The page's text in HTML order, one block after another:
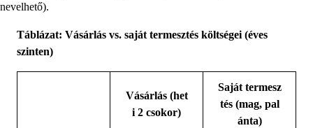
nevelhető).
Táblázat: Vásárlás vs. saját termesztés költségei (éves
szinten)
Vásárlás (het
i 2 csokor)
Saját termesz
tés (mag, pal
ánta)